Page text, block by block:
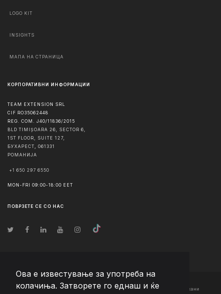
Ова е известување за употреба на
колачиња. Затворете го еднаш и ќе
LOGO KIT
INSIGHTS
МАПА НА СТРАНИЦА
КОРПОРАТИВНИ ИНФОРМАЦИИ
TEAM EXTENSION SRL
CIF RO35062448
REG. COM. J40/11836/2015
BLD TIMIȘOARA 26, SECTOR 6,
1ST FLOOR, SUITE 127,
БУХАРЕСТ
061331
РОМАНИЈА
+1 650 297 6550
MON-FRI 09:00-18:00 EET
ПОВРЗЕТЕ СЕ СО НАС
© Авторско право2026 Team Extension Macedonia - Сите права задржани